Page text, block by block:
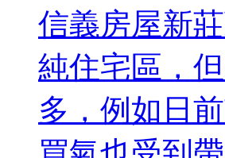
信義房屋新
純住宅區，
多，例如日